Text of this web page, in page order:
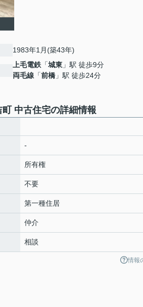
1983年1月(築43年)
上毛電鉄 「城東 」駅 徒歩9分
両毛線 「前橋 」駅 徒歩24分
中古住宅の詳細情報
-
所有権
不要
第一種住居
仲介
相談
情報